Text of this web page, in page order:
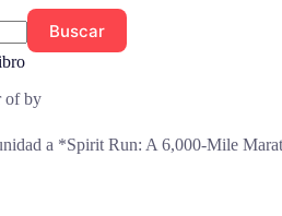
Buscar
a *Spirit Run: A 6,000-Mile